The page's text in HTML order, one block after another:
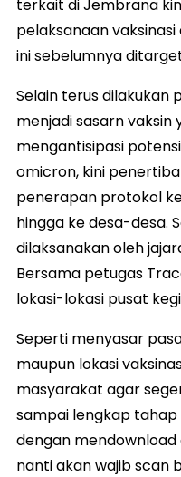
terkait di Jembrana
pelaksanaan
ini sebelumnya
Selain terus dilakukan
menjadi sasarn vaksin
mengantisipasi
omicron, kini
penerapan protokol
hingga ke desa-desa.
dilaksanakan oleh
Bersama petugas
lokasi-lokasi pusat
Seperti menyasar
maupun lokasi
masyarakat agar
sampai lengkap
dengan mendownload
nanti akan wajib scan